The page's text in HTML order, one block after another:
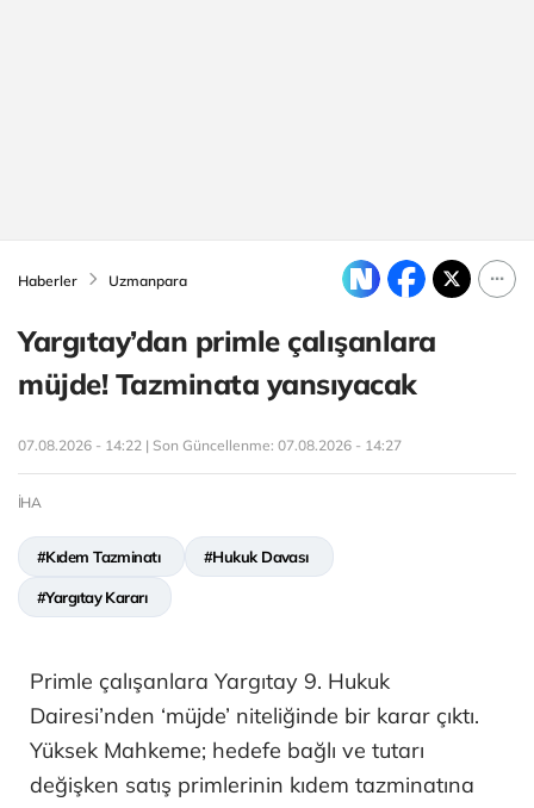
Haberler Uzmanpara
Yargıtay’dan primle çalışanlara
müjde! Tazminata yansıyacak
07.08.2026 - 14:22 | Son Güncellenme: 07.08.2026 - 14:27
İHA
#Kıdem Tazminatı #Hukuk Davası
#Yargıtay Kararı
Primle çalışanlara Yargıtay 9. Hukuk
Dairesi’nden ‘müjde’ niteliğinde bir karar çıktı.
Yüksek Mahkeme; hedefe bağlı ve tutarı
değişken satış primlerinin kıdem tazminatına